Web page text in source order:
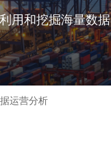
用和挖掘海量数
运营分析